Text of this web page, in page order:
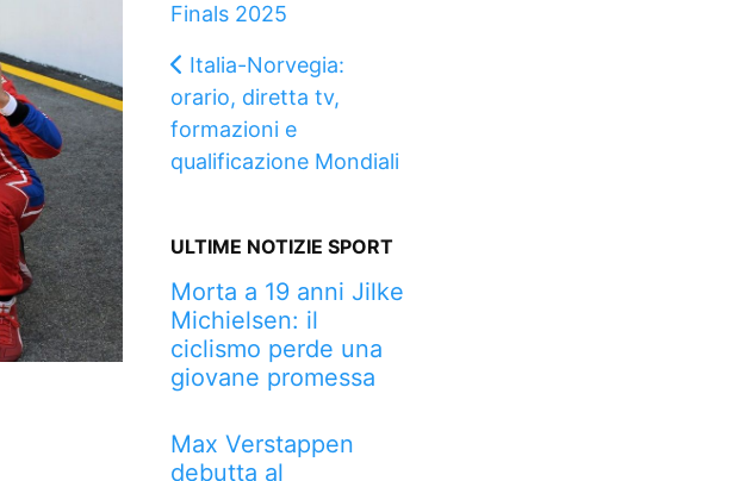
Finals 2025
Italia-Norvegia:
orario, diretta tv,
formazioni e
qualificazione Mondiali
ULTIME NOTIZIE SPORT
Morta a 19 anni Jilke
Michielsen: il
ciclismo perde una
giovane promessa
Max Verstappen
debutta al